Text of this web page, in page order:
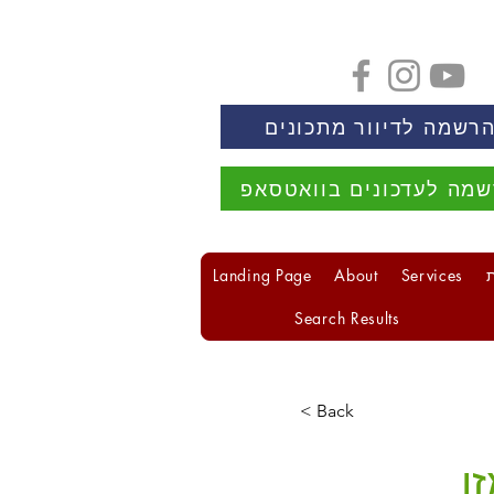
לדיוור מתכונים
לעדכונים בוואטסאפ
Services
About
Landing Page
Search Results
< Back